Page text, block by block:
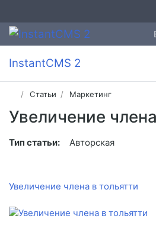
InstantCMS 2
Статьи Маркетинг
Увеличение
Тип статьи: Авторская
Увеличение члена в тольятти